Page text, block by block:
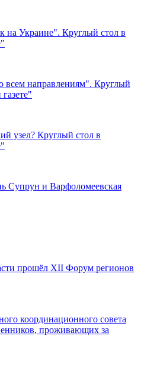
на Украине". Круглый стол в
всем направлениям". Круглый
узел? Круглый стол в
Супрун и Варфоломеевская
прошёл XII Форум регионов
координационного совета
проживающих за